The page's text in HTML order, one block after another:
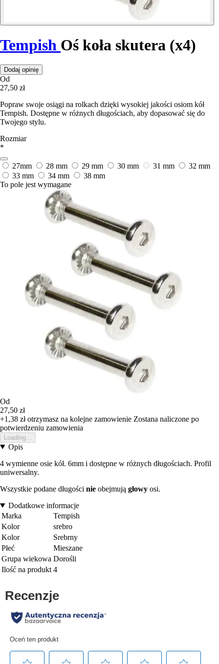
Tempish Oś koła skutera (x4)
Dodaj opinię
Od
27,50 zł
Popraw swoje osiągi na rolkach dzięki wysokiej jakości osiom kół
Tempish. Dostępne w różnych długościach, aby dopasować się do
Twojego stylu.
Rozmiar
*
27mm 28 mm 29 mm 30 mm 31 mm
32 mm
33 mm
34 mm
38 mm
To pole jest wymagane
Od
27,50 zł
+1,38 złotrzymasz na kolejne zamowienie Zostana naliczone po
potwierdzeniu zamowienia
Loading...
Opis
4 wymienne osie kół. 6mm i dostępne w różnych długościach. Profil
uniwersalny.
Wszystkie podane długości nie obejmują głowy osi.
Dodatkowe informacje
Marka
Tempish
Kolor
srebro
Kolor
Srebrny
Płeć
Mieszane
Grupa wiekowa Dorośli
Ilość na produkt 4